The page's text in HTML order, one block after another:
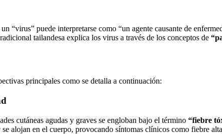
“virus” puede interpretarse como “un agente causante de
tailandesa explica los virus a través de los conceptos de
principales como se detalla a continuación:
cutáneas agudas y graves se engloban bajo el término “fiebre
alojan en el cuerpo, provocando síntomas clínicos como fiebre